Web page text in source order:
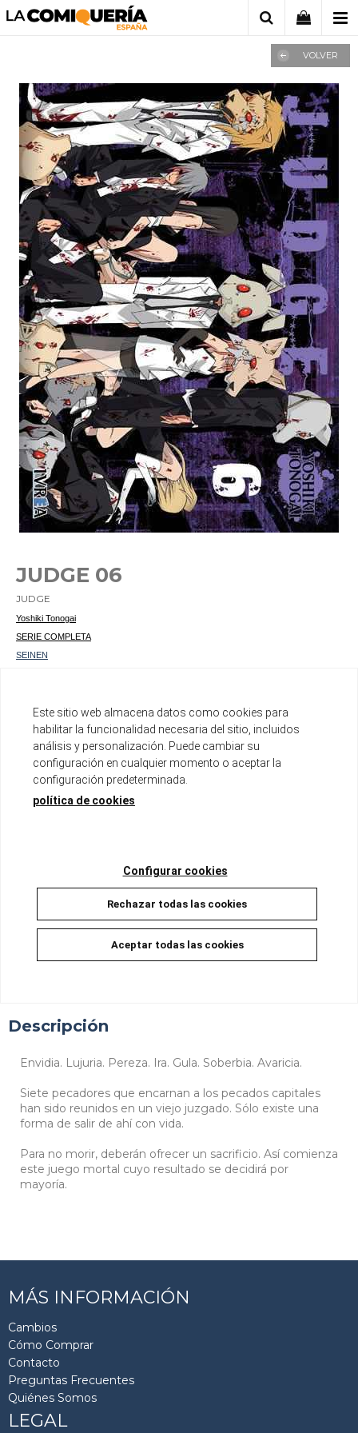
VOLVER
JUDGE 06
JUDGE
Yoshiki Tonogai
SERIE COMPLETA
SEINEN
Ver otros productos del mismo autor
Serie de 6 tomos
Tomo de aproximadamente 200 páginas
Formato B6 con sobrecubierta
Incluye páginas a color
7,60 € 5%
AÑADIR A LA CESTA
Descripción
Envidia. Lujuria. Pereza. Ira. Gula. Soberbia. Avaricia.
Siete pecadores que encarnan a los pecados capitales
han sido reunidos en un viejo juzgado. Sólo existe una
forma de salir de ahí con vida.
Para no morir, deberán ofrecer un sacrificio. Así comienza
este juego mortal cuyo resultado se decidirá por
mayoría.
MÁS INFORMACIÓN
Cambios
Cómo Comprar
Contacto
Preguntas Frecuentes
Quiénes Somos
LEGAL
Este sitio web almacena datos como cookies para
habilitar la funcionalidad necesaria del sitio, incluidos
análisis y personalización. Puede cambiar su
configuración en cualquier momento o aceptar la
configuración predeterminada.
política de cookies
Configurar cookies
Rechazar todas las cookies
Aceptar todas las cookies